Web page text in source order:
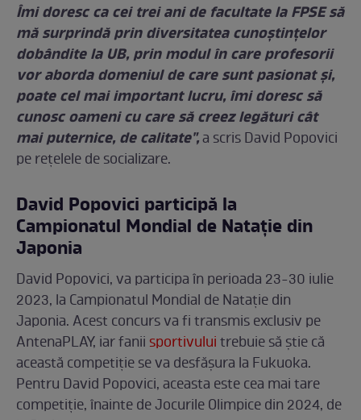
Îmi doresc ca cei trei ani de facultate la FPSE să
mă surprindă prin diversitatea cunoștințelor
dobândite la UB, prin modul în care profesorii
vor aborda domeniul de care sunt pasionat și,
poate cel mai important lucru, îmi doresc să
cunosc oameni cu care să creez legături cât
mai puternice, de calitate",a scris David Popovici
pe rețelele de socializare.
David Popovici participă la
Campionatul Mondial de Natație din
Japonia
David Popovici, va participa în perioada 23-30 iulie
2023, la Campionatul Mondial de Natație din
Japonia. Acest concurs va fi transmis exclusiv pe
AntenaPLAY, iar fanii sportivuluitrebuie să știe că
această competiție se va desfăşura la Fukuoka.
Pentru David Popovici, aceasta este cea mai tare
competiţie, înainte de Jocurile Olimpice din 2024, de